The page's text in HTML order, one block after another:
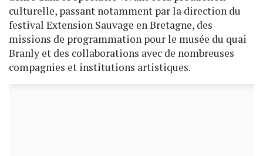
culturelle, passant notamment par la direction du
festival Extension Sauvage en Bretagne, des
missions de programmation pour le musée du quai
Branly et des collaborations avec de nombreuses
compagnies et institutions artistiques.